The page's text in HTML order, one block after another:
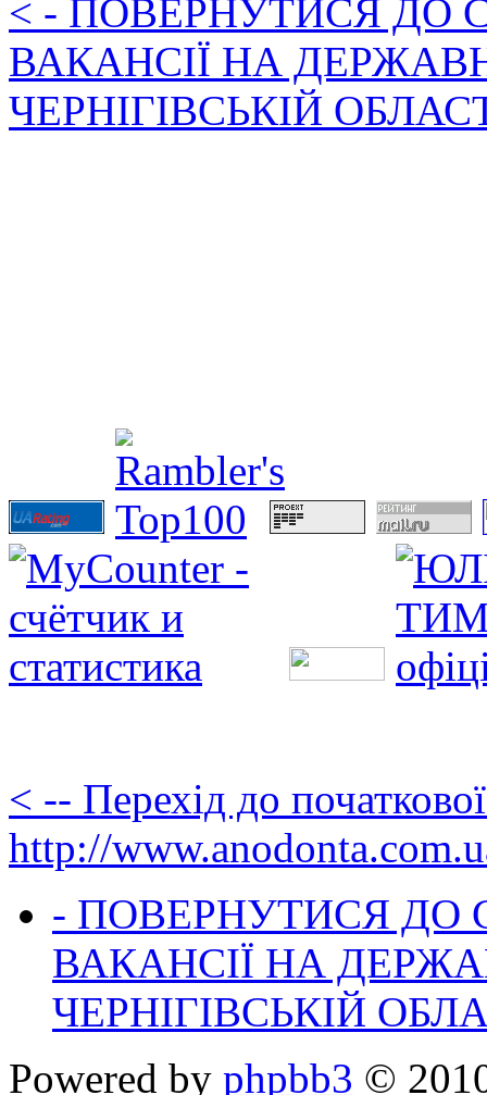
< - ПОВЕРНУТИСЯ ДО
ВАКАНСІЇ НА
ЧЕРНІГІВСЬКІЙ
< -- Перехід до
http://
- ПОВЕРНУТИСЯ ДО
ВАКАНСІЇ НА
ЧЕРНІГІВСЬКІЙ
Powered by phpbb3 ©